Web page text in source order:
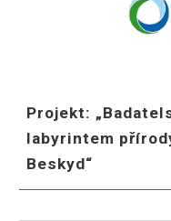
Projekt:
labyrintem
Beskyd“